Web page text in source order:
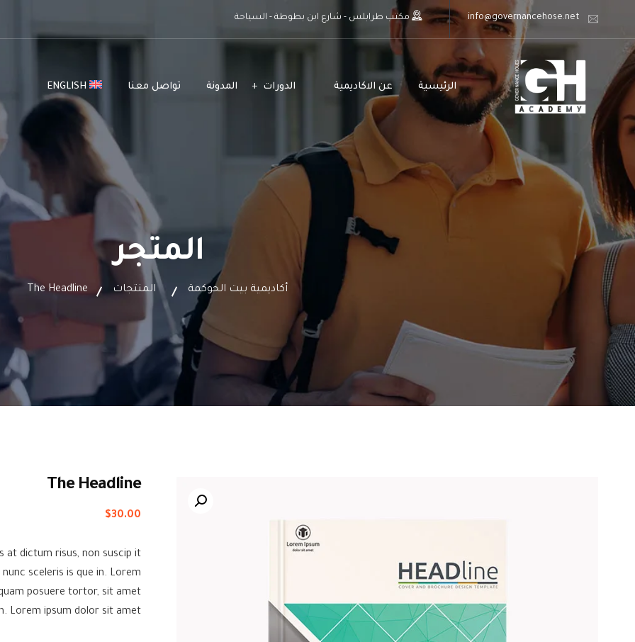
info@governancehose.net مكتب طرابلس - شارع ابن بطوطة - السياحة
الرئيسية عن الاكاديمية الدورات المدونة تواصل معنا ENGLISH
المتجر
أكاديمية بيت الحوكمة المنتجات The Headline
The Headline
$30.00
at dictum risus, non suscip it
sceleris is que in. Lorem
posuere tortor, sit amet
Lorem ipsum dolor sit amet